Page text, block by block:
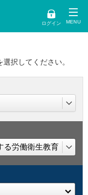
ログイン
択してください。